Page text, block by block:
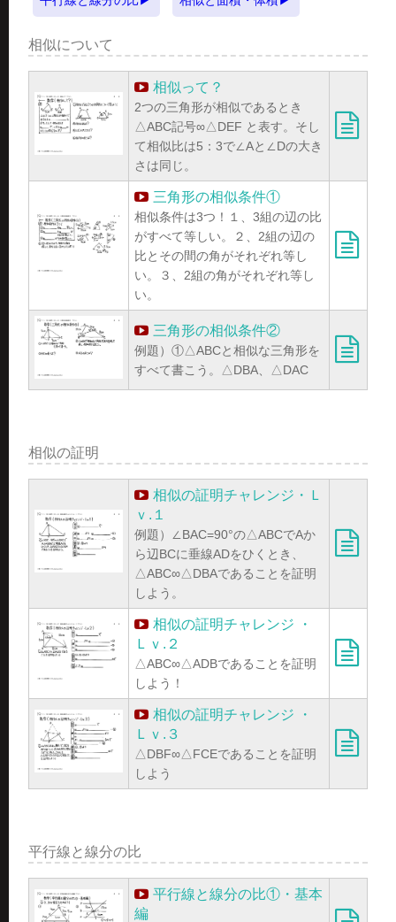
相似について
相似って？
2つの三角形が相似であるとき
△ABC記号∞△DEF と表す。そし
て相似比は5：3で∠Aと∠Dの大き
さは同じ。
三角形の相似条件①
相似条件は3つ！１、3組の辺の比
がすべて等しい。２、2組の辺の
比とその間の角がそれぞれ等し
い。３、2組の角がそれぞれ等し
い。
三角形の相似条件②
例題）①△ABCと相似な三角形を
すべて書こう。△DBA、△DAC
相似の証明
相似の証明チャレンジ・Ｌ
ｖ.１
例題）∠BAC=90°の△ABCでAか
ら辺BCに垂線ADをひくとき、
△ABC∞△DBAであることを証明
しよう。
相似の証明チャレンジ ・
Ｌｖ.２
△ABC∞△ADBであることを証明
しよう！
相似の証明チャレンジ ・
Ｌｖ.３
△DBF∞△FCEであることを証明
しよう
平行線と線分の比
平行線と線分の比①・基本
編